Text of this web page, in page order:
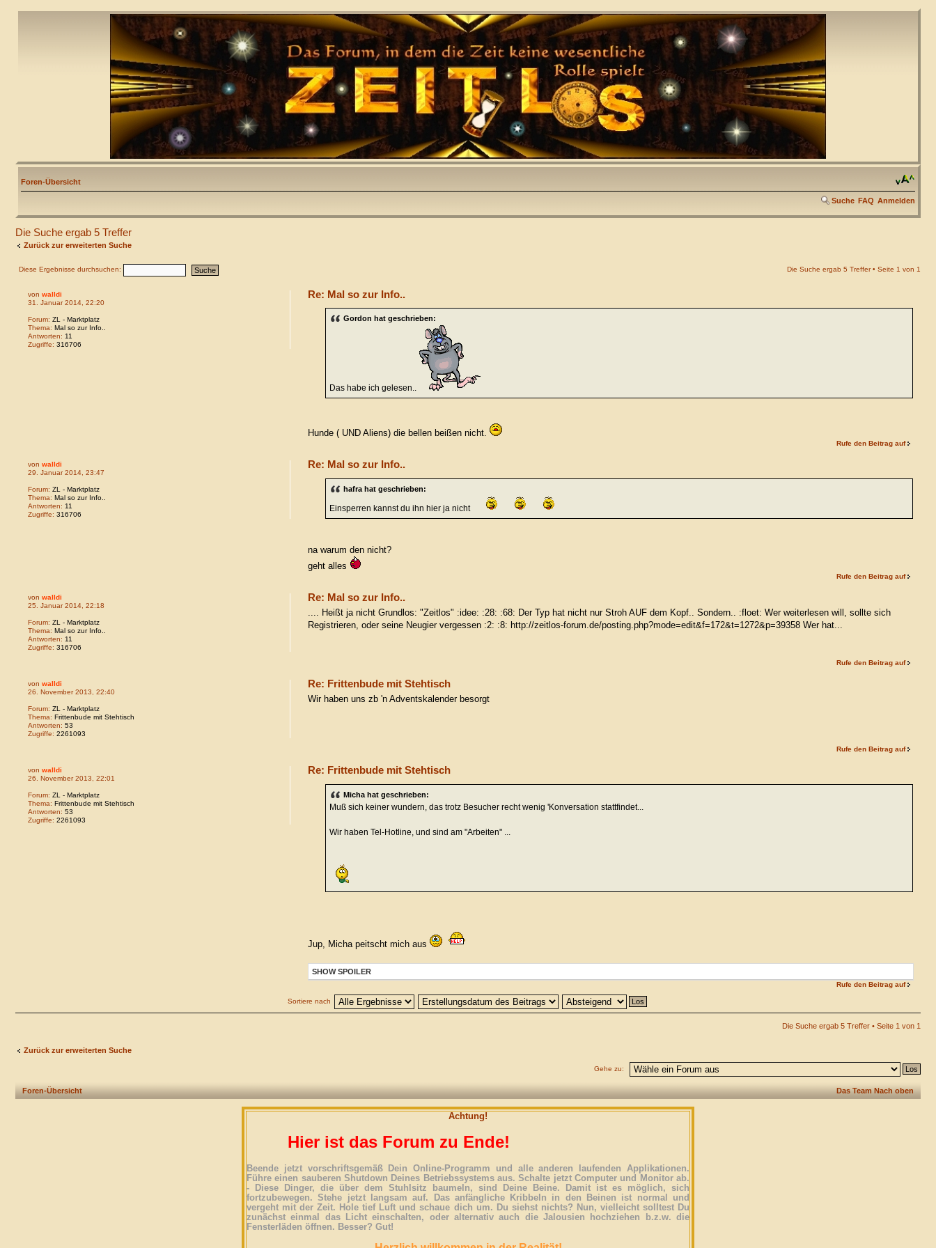
Foren-Übersicht
Suche FAQ Anmelden
Die Suche ergab 5 Treffer
Zurück zur erweiterten Suche
Diese Ergebnisse durchsuchen: Die Suche ergab 5 Treffer • Seite 1 von 1
Re: Mal so zur Info..
Gordon hat geschrieben:
Das habe ich gelesen..
Hunde ( UND Aliens) die bellen beißen nicht.
von walldi
31. Januar 2014, 22:20
Forum: ZL - Marktplatz
Thema: Mal so zur Info..
Antworten: 11
Zugriffe: 316706
Rufe den Beitrag auf
Re: Mal so zur Info..
hafra hat geschrieben:
Einsperren kannst du ihn hier ja nicht
na warum den nicht?
geht alles
von walldi
29. Januar 2014, 23:47
Forum: ZL - Marktplatz
Thema: Mal so zur Info..
Antworten: 11
Zugriffe: 316706
Rufe den Beitrag auf
Re: Mal so zur Info..
.... Heißt ja nicht Grundlos: "Zeitlos" :idee: :28: :68: Der Typ hat nicht nur Stroh AUF dem Kopf.. Sondern.. :floet: Wer weiterlesen will, sollte sich
Registrieren, oder seine Neugier vergessen :2: :8: http://zeitlos-forum.de/posting.php?mode=edit&f=172&t=1272&p=39358 Wer hat...
von walldi
25. Januar 2014, 22:18
Forum: ZL - Marktplatz
Thema: Mal so zur Info..
Antworten: 11
Zugriffe: 316706
Rufe den Beitrag auf
Re: Frittenbude mit Stehtisch
Wir haben uns zb 'n Adventskalender besorgt
von walldi
26. November 2013, 22:40
Forum: ZL - Marktplatz
Thema: Frittenbude mit Stehtisch
Antworten: 53
Zugriffe: 2261093
Rufe den Beitrag auf
Re: Frittenbude mit Stehtisch
Micha hat geschrieben:
Muß sich keiner wundern, das trotz Besucher recht wenig 'Konversation stattfindet...
Wir haben Tel-Hotline, und sind am "Arbeiten" ...
Jup, Micha peitscht mich aus
SHOW SPOILER
von walldi
26. November 2013, 22:01
Forum: ZL - Marktplatz
Thema: Frittenbude mit Stehtisch
Antworten: 53
Zugriffe: 2261093
Rufe den Beitrag auf
Sortiere nach
Die Suche ergab 5 Treffer • Seite 1 von 1
Zurück zur erweiterten Suche
Gehe zu:
Foren-Übersicht Das Team Nach oben
Achtung!
Hier ist das Forum zu Ende!
Beende jetzt vorschriftsgemäß Dein Online-Programm und alle anderen laufenden Applikationen.
Führe einen sauberen Shutdown Deines Betriebssystems aus. Schalte jetzt Computer und Monitor ab.
- Diese Dinger, die über dem Stuhlsitz baumeln, sind Deine Beine. Damit ist es möglich, sich
fortzubewegen. Stehe jetzt langsam auf. Das anfängliche Kribbeln in den Beinen ist normal und
vergeht mit der Zeit. Hole tief Luft und schaue dich um. Du siehst nichts? Nun, vielleicht solltest Du
zunächst einmal das Licht einschalten, oder alternativ auch die Jalousien hochziehen b.z.w. die
Fensterläden öffnen. Besser? Gut!